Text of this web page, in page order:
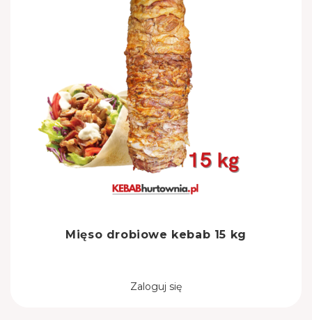
Mięso drobiowe kebab 15 kg
Zaloguj się